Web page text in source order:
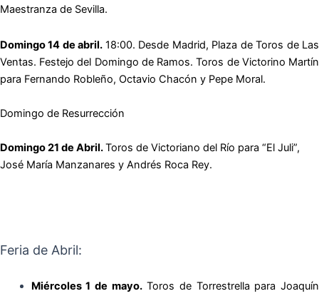
Maestranza de Sevilla.
Domingo 14 de abril. 18:00. Desde Madrid, Plaza de Toros de Las
Ventas. Festejo del Domingo de Ramos. Toros de Victorino Martín
para Fernando Robleño, Octavio Chacón y Pepe Moral.
Domingo de Resurrección
Domingo 21 de Abril.Toros de Victoriano del Río para “El Juli”,
José María Manzanares y Andrés Roca Rey.
Feria de Abril:
Miércoles 1 de mayo.Toros de Torrestrella para Joaquín